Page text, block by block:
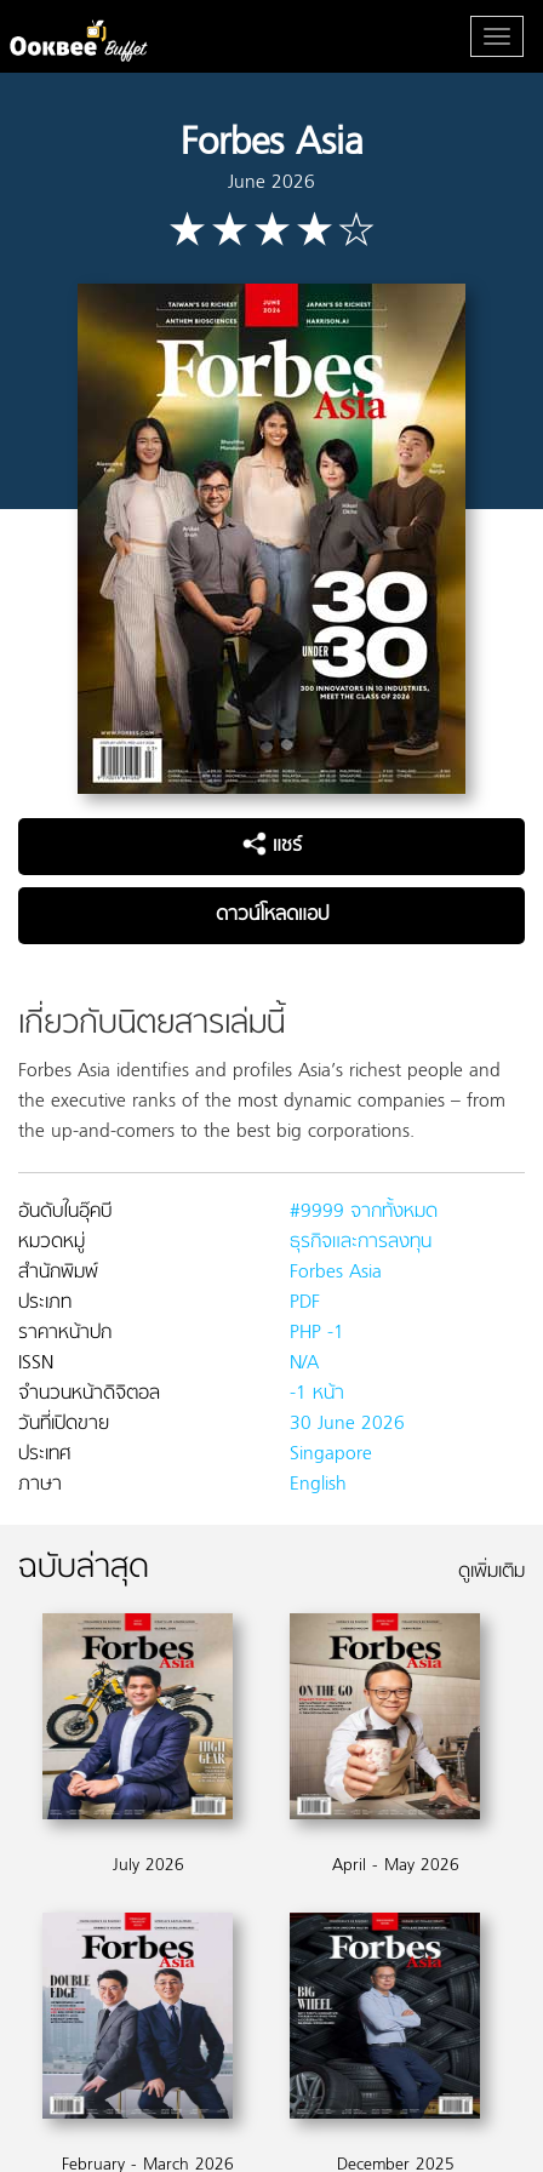
Forbes Asia
June 2026
แชร์
ดาวน์โหลดแอป
เกี่ยวกับนิตยสารเล่มนี้
Forbes Asia identifies and profiles Asia’s richest people and
the executive ranks of the most dynamic companies – from
the up-and-comers to the best big corporations.
อันดับในอุ๊คบี
#9999 จากทั้งหมด
หมวดหมู่
ธุรกิจและการลงทุน
สำนักพิมพ์
Forbes Asia
ประเภท
PDF
ราคาหน้าปก
PHP -1
ISSN
N/A
จำนวนหน้าดิจิตอล
-1 หน้า
วันที่เปิดขาย
30 June 2026
ประเทศ
Singapore
ภาษา
English
ฉบับล่าสุด ดูเพิ่มเติม
July 2026 April - May 2026
February - March 2026 December 2025